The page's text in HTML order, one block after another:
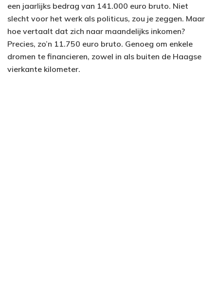
een jaarlijks bedrag van 141.000 euro bruto. Niet
slecht voor het werk als politicus, zou je zeggen. Maar
hoe vertaalt dat zich naar maandelijks inkomen?
Precies, zo’n 11.750 euro bruto. Genoeg om enkele
dromen te financieren, zowel in als buiten de Haagse
vierkante kilometer.